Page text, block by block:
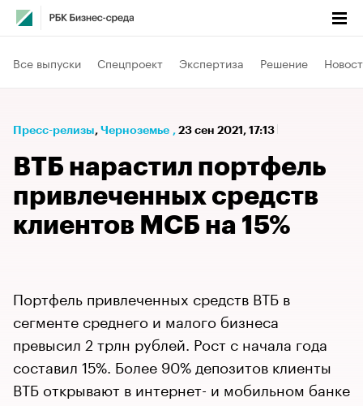
Все выпуски Спецпроект Экспертиза Решение
Пресс-релизы⁠, Черноземье , 23 сен 2021, 17:13
ВТБ нарастил портфель
привлеченных средств
клиентов МСБ на 15%
Портфель привлеченных средств ВТБ в
сегменте среднего и малого бизнеса
превысил 2 трлн рублей. Рост с начала года
составил 15%. Более 90% депозитов клиенты
ВТБ открывают в интернет- и мобильном банке